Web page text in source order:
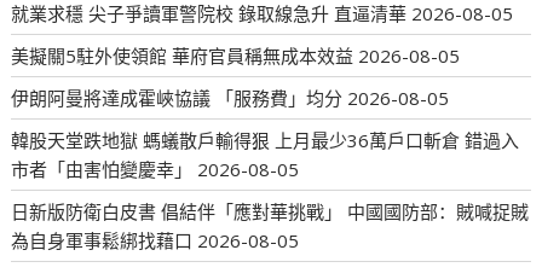
就業求穩 尖子爭讀軍警院校 錄取線急升 直逼清華 2026-08-05
美擬關5駐外使領館 華府官員稱無成本效益 2026-08-05
伊朗阿曼將達成霍峽協議 「服務費」均分 2026-08-05
韓股天堂跌地獄 螞蟻散戶輸得狠 上月最少36萬戶口斬倉 錯過入
市者「由害怕變慶幸」
2026-08-05
日新版防衛白皮書 倡結伴「應對華挑戰」 中國國防部：賊喊捉賊
為自身軍事鬆綁找藉口 2026-08-05